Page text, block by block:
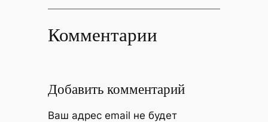
Комментарии
Добавить комментарий
Ваш адрес email не будет